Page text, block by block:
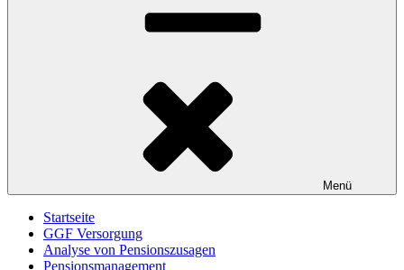
Menü
Startseite
GGF Versorgung
Analyse von Pensionszusagen
Pensionsmanagement